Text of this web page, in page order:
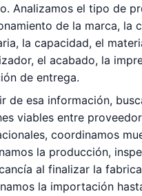
Analizamos el tipo de
de la marca, la
la capacidad, el
el acabado, la
de entrega.
de esa información,
viables entre
coordinamos
la producción,
al finalizar la
la importación